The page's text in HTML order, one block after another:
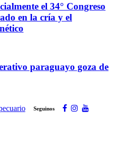
el 34° Congreso
en la cría y el
paraguayo goza de
Seguinos